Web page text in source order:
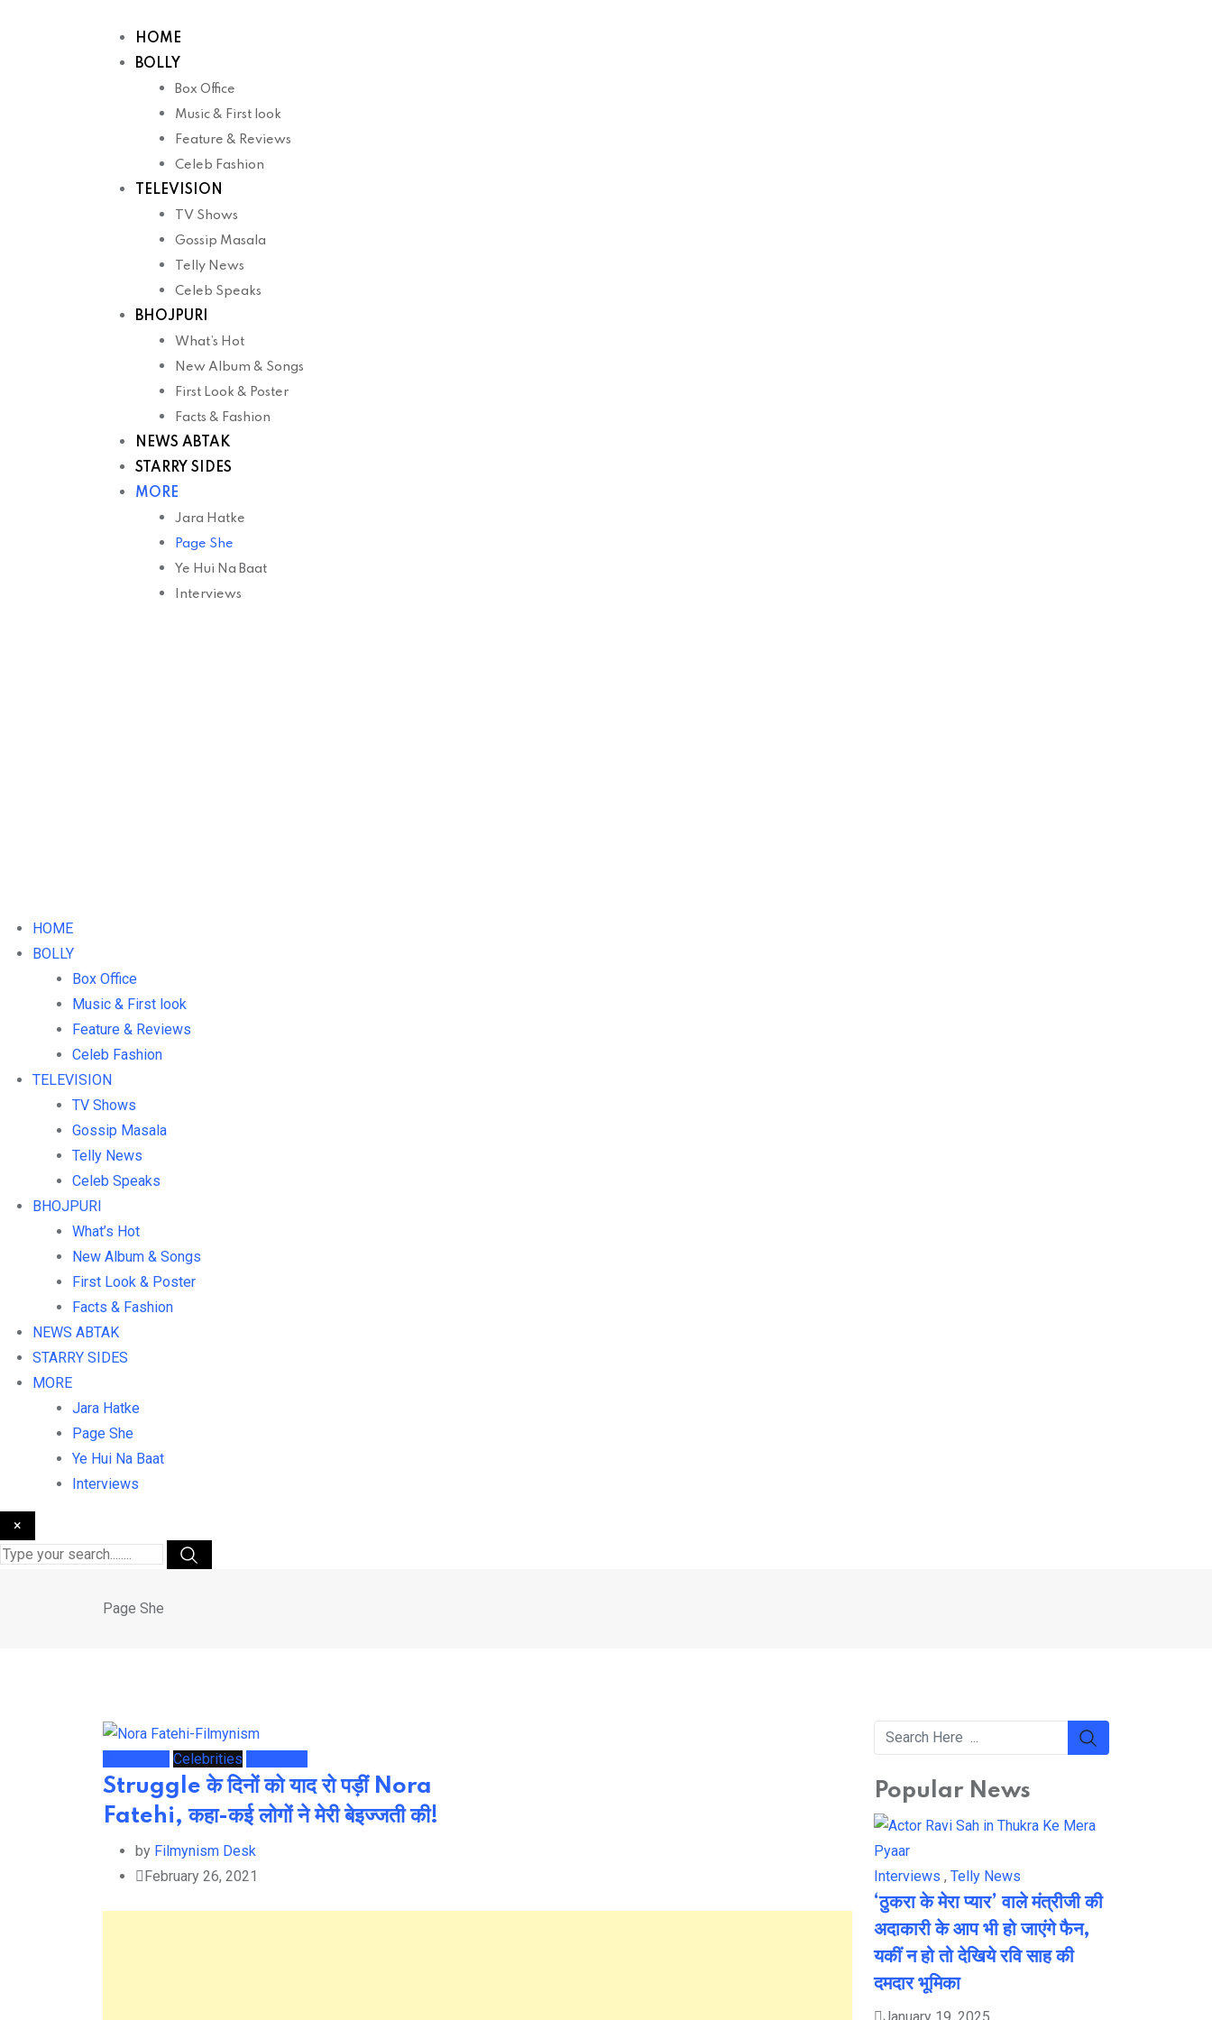
HOME
BOLLY
Box Office
Music & First look
Feature & Reviews
Celeb Fashion
TELEVISION
TV Shows
Gossip Masala
Telly News
Celeb Speaks
BHOJPURI
What’s Hot
New Album & Songs
First Look & Poster
Facts & Fashion
NEWS ABTAK
STARRY SIDES
MORE
Jara Hatke
Page She
Ye Hui Na Baat
Interviews
HOME
BOLLY
Box Office
Music & First look
Feature & Reviews
Celeb Fashion
TELEVISION
TV Shows
Gossip Masala
Telly News
Celeb Speaks
BHOJPURI
What’s Hot
New Album & Songs
First Look & Poster
Facts & Fashion
NEWS ABTAK
STARRY SIDES
MORE
Jara Hatke
Page She
Ye Hui Na Baat
Interviews
×
Page She
Celebrities
Struggle के दिनों को याद रो पड़ीं Nora
Fatehi, कहा-कई लोगों ने मेरी बेइज्जती की!
by Filmynism Desk
February 26, 2021
Popular News
Interviews , Telly News
‘ठुकरा के मेरा प्यार’ वाले मंत्रीजी की
अदाकारी के आप भी हो जाएंगे फैन,
यकीं न हो तो देखिये रवि साह की
दमदार भूमिका